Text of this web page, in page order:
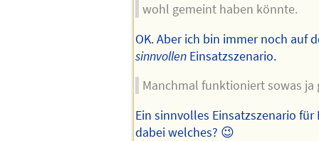
wohl gemeint haben könnte.
OK. Aber ich bin immer noch auf
sinnvollen Einsatzszenario.
Manchmal funktioniert sowas ja
Ein sinnvolles Einsatzszenario für
dabei welches? 😉